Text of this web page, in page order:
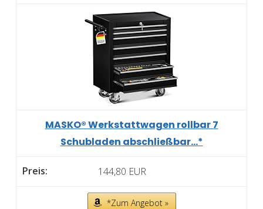
MASKO® Werkstattwagen rollbar 7
Schubladen abschließbar...*
144,80 EUR
*Zum Angebot »